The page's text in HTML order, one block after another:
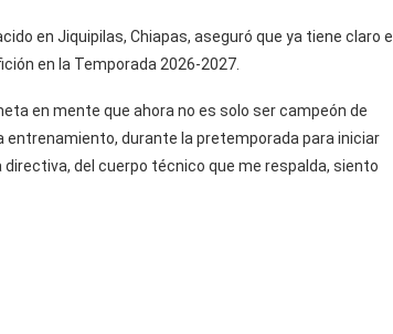
en Jiquipilas, Chiapas, aseguró que ya tiene claro el
en la Temporada 2026-2027.
en mente que ahora no es solo ser campeón de
entrenamiento, durante la pretemporada para iniciar
del cuerpo técnico que me respalda, siento